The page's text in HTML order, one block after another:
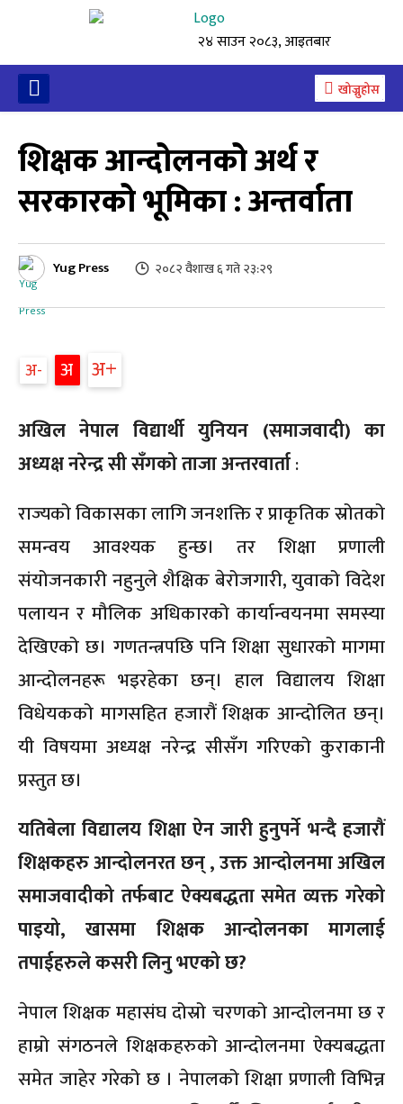
२४ साउन २०८३, आइतबार
खोज्नुहोस
शिक्षक आन्दोलनको अर्थ र
सरकारको भूमिका : अन्तर्वाता
Yug Press २०८२ वैशाख ६ गते २३:२९
अ अ अ
अखिल नेपाल विद्यार्थी युनियन (समाजवादी) का
अध्यक्ष नरेन्द्र सी सँगको ताजा अन्तरवार्ता:
राज्यको विकासका लागि जनशक्ति र प्राकृतिक स्रोतको
समन्वय आवश्यक हुन्छ। तर शिक्षा प्रणाली
संयोजनकारी नहुनुले शैक्षिक बेरोजगारी, युवाको विदेश
पलायन र मौलिक अधिकारको कार्यान्वयनमा समस्या
देखिएको छ। गणतन्त्रपछि पनि शिक्षा सुधारको मागमा
आन्दोलनहरू भइरहेका छन्। हाल विद्यालय शिक्षा
विधेयकको मागसहित हजारौं शिक्षक आन्दोलित छन्।
यी विषयमा अध्यक्ष नरेन्द्र सीसँग गरिएको कुराकानी
प्रस्तुत छ।
यतिबेला विद्यालय शिक्षा ऐन जारी हुनुपर्ने भन्दै हजारौं
शिक्षकहरु आन्दोलनरत छन् , उक्त आन्दोलनमा अखिल
समाजवादीको तर्फबाट ऐक्यबद्धता समेत व्यक्त गरेको
पाइयो, खासमा शिक्षक आन्दोलनका मागलाई
तपाईहरुले कसरी लिनु भएको छ?
नेपाल शिक्षक महासंघ दोस्रो चरणको आन्दोलनमा छ र
हाम्रो संगठनले शिक्षकहरुको आन्दोलनमा ऐक्यबद्धता
समेत जाहेर गरेको छ । नेपालको शिक्षा प्रणाली विभिन्न